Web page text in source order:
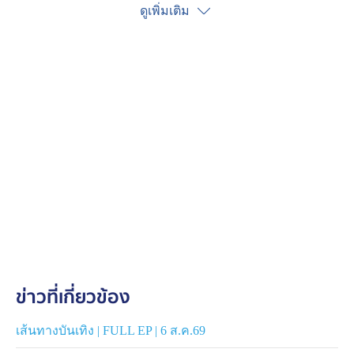
วุ่นวายนี้เป็นคนต่อไป ชมกันต่อในภาพยนตร์ซีรีส์เรื่อง
ดูเพิ่มเติม
ข่าวที่เกี่ยวข้อง
เส้นทางบันเทิง | FULL EP | 6 ส.ค.69